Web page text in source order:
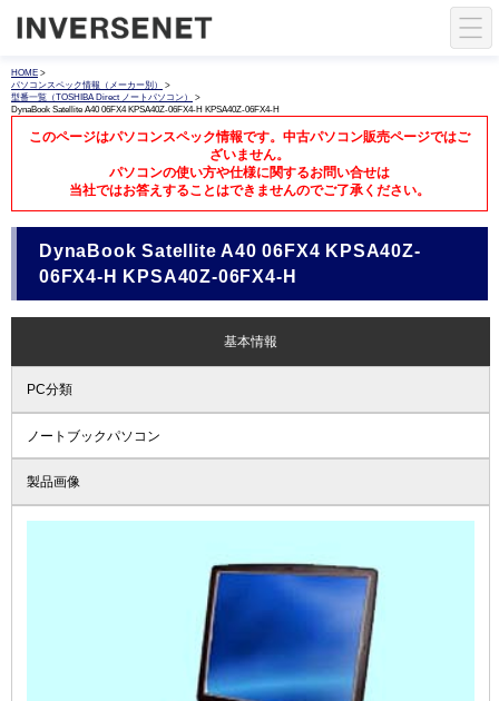
HOME >
パソコンスペック情報（メーカー別）
>
型番一覧（TOSHIBA Direct ノートパソコン）
>
DynaBook Satellite A40 06FX4 KPSA40Z-06FX4-H KPSA40Z-06FX4-H
このページはパソコンスペック情報です。中古パソコン販売ページではご
ざいません。
パソコンの使い方や仕様に関するお問い合せは
当社ではお答えすることはできませんのでご了承ください。
DynaBook Satellite A40 06FX4 KPSA40Z-
06FX4-H KPSA40Z-06FX4-H
基本情報
PC分類
ノートブックパソコン
製品画像